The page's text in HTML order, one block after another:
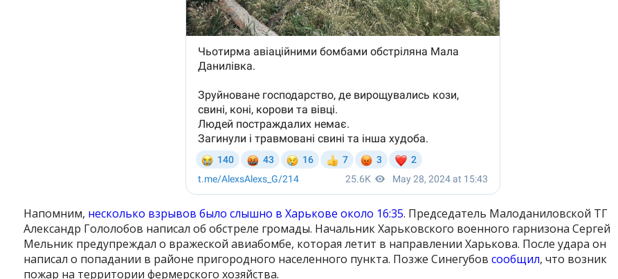
Напомним, несколько взрывов было слышно в Харькове около 16:35. Председатель Малоданиловской ТГ
Александр Гололобов написал об обстреле громады. Начальник Харьковского военного гарнизона Сергей
Мельник предупреждал о вражеской авиабомбе, которая летит в направлении Харькова. После удара он
написал о попадании в районе пригородного населенного пункта. Позже Синегубов сообщил, что возник
пожар на территории фермерского хозяйства.
Youtube